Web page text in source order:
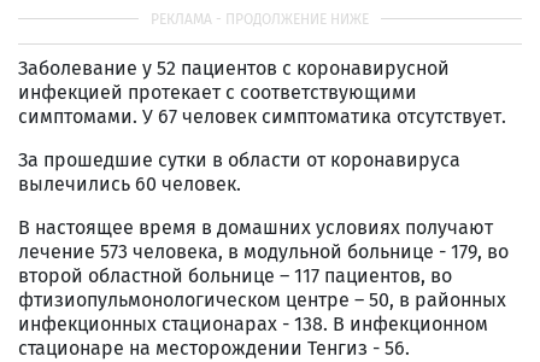
Заболевание у 52 пациентов с коронавирусной
инфекцией протекает с соответствующими
симптомами. У 67 человек симптоматика отсутствует.
За прошедшие сутки в области от коронавируса
вылечились 60 человек.
В настоящее время в домашних условиях получают
лечение 573 человека, в модульной больнице - 179, во
второй областной больнице – 117 пациентов, во
фтизиопульмонологическом центре – 50, в районных
инфекционных стационарах - 138. В инфекционном
стационаре на месторождении Тенгиз - 56.